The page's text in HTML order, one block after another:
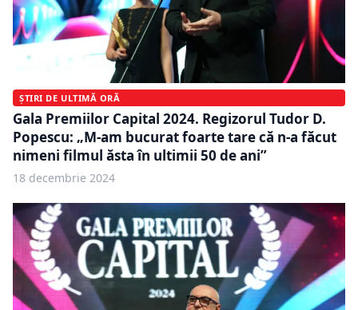
ȘTIRI DE ULTIMĂ ORĂ
Gala Premiilor Capital 2024. Regizorul Tudor D.
Popescu: „M-am bucurat foarte tare că n-a făcut
nimeni filmul ăsta în ultimii 50 de ani”
18 decembrie 2024